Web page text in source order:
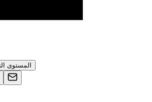
المستوى